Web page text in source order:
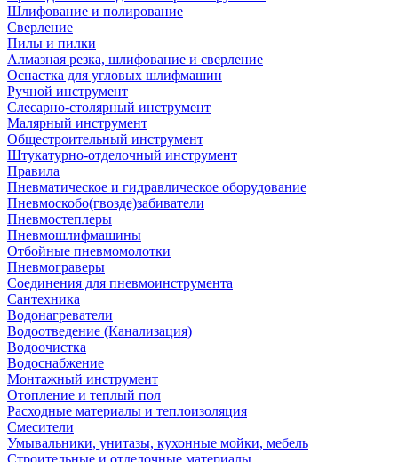
Шлифование и полирование
Сверление
Пилы и пилки
Алмазная резка, шлифование и сверление
Оснастка для угловых шлифмашин
Ручной инструмент
Слесарно-столярный инструмент
Малярный инструмент
Общестроительный инструмент
Штукатурно-отделочный инструмент
Правила
Пневматическое и гидравлическое оборудование
Пневмоскобо(гвозде)забиватели
Пневмостеплеры
Пневмошлифмашины
Отбойные пневмомолотки
Пневмограверы
Соединения для пневмоинструмента
Сантехника
Водонагреватели
Водоотведение (Канализация)
Водоочистка
Водоснабжение
Монтажный инструмент
Отопление и теплый пол
Расходные материалы и теплоизоляция
Смесители
Умывальники, унитазы, кухонные мойки, мебель
Строительные и отделочные материалы